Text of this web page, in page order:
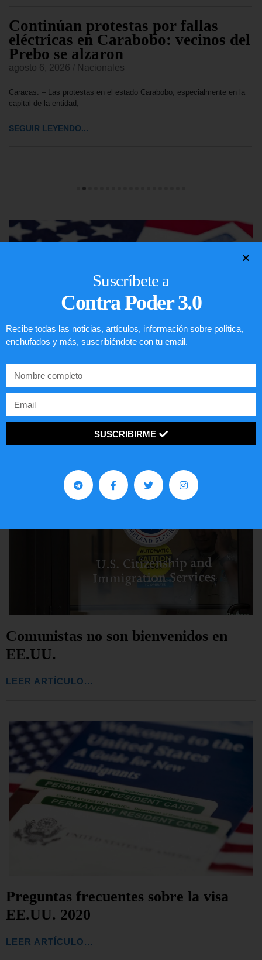
Continúan protestas por fallas
eléctricas en Carabobo: vecinos del
Prebo se alzaron
agosto 6, 2026 Nacionales
Caracas. – Las protestas en el estado Carabobo, especialmente en la
capital de la entidad,
SEGUIR LEYENDO...
Lotería de visa de EEUU
LEER ARTÍCULO...
Comunistas no son bienvenidos en
EE.UU.
LEER ARTÍCULO...
Preguntas frecuentes sobre la visa
EE.UU. 2020
LEER ARTÍCULO...
Suscríbete a
Contra Poder 3.0
Recibe todas las noticias, artículos, información sobre política,
enchufados y más, suscribiéndote con tu email.
SUSCRIBIRME